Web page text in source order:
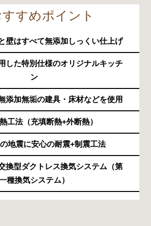
すすめポイント
壁はすべて無添加しっくい仕上げ
した特別仕様のオリジナルキッチ
ン
添加無垢の建具・床材などを使用
工法（充填断熱+外断熱）
地震に安心の耐震+制震工法
換型ダクトレス換気システム（第
種換気システム）